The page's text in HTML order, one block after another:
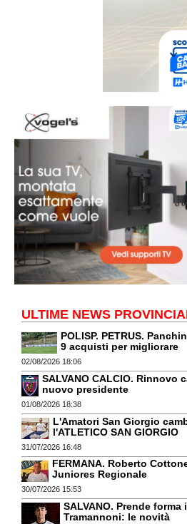
ULTIME NEWS
POLISP. PETRUS.
9 acquisti per migliorare
02/08/2026 18:06
SALVANO CALCIO. Rinnovo
nuovo presidente
01/08/2026 18:38
L'Amatori San Giorgio
l'ATLETICO SAN GIORGIO
31/07/2026 16:48
FERMANA. Roberto
Juniores Regionale
30/07/2026 15:53
SALVANO. Prende
Tramannoni: le novità